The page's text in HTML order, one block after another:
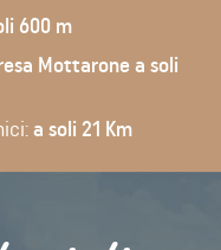
600 m
Mottarone a soli
a soli 21 Km